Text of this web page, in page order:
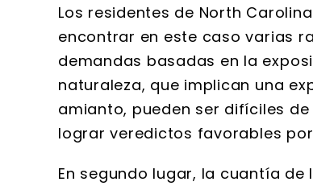
Los residentes de North
encontrar en este caso varias
demandas basadas en la
naturaleza, que implican una
amianto, pueden ser difíciles
lograr veredictos favorables
En segundo lugar, la cuantía